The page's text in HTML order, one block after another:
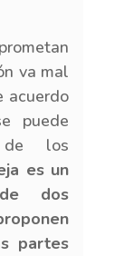
va mal
acuerdo
puede
los
es un
de dos
partes